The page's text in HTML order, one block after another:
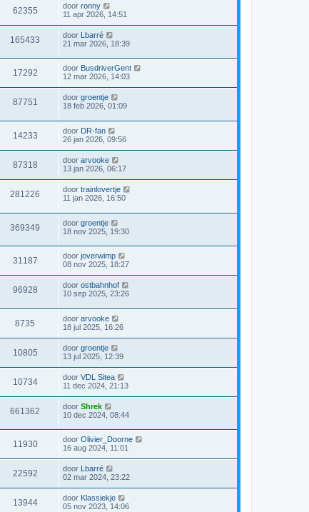
62355 door ronny
11 apr 2026, 14:51
165433 door Lbarré
21 mar 2026, 18:39
17292 door BusdriverGent
12 mar 2026, 14:03
87751 door groentje
18 feb 2026, 01:09
14233 door DR-fan
26 jan 2026, 09:56
87318 door arvooke
13 jan 2026, 06:17
281226 door trainlovertje
11 jan 2026, 16:50
369349 door groentje
18 nov 2025, 19:30
31187 door joverwimp
08 nov 2025, 18:27
96928 door ostbahnhof
10 sep 2025, 23:26
8735 door arvooke
18 jul 2025, 16:26
10805 door groentje
13 jul 2025, 12:39
10734 door VDL Sitea
11 dec 2024, 21:13
661362 door Shrek
10 dec 2024, 08:44
11930 door Olivier_Doorne
16 aug 2024, 11:01
22592 door Lbarré
02 mar 2024, 23:22
13944 door Klassiekje
05 nov 2023, 14:06